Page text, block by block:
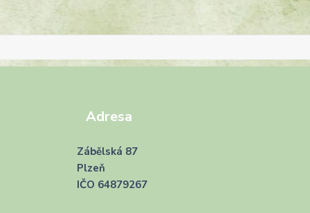
Adresa
Zábělská 87
Plzeň
IČO 64879267